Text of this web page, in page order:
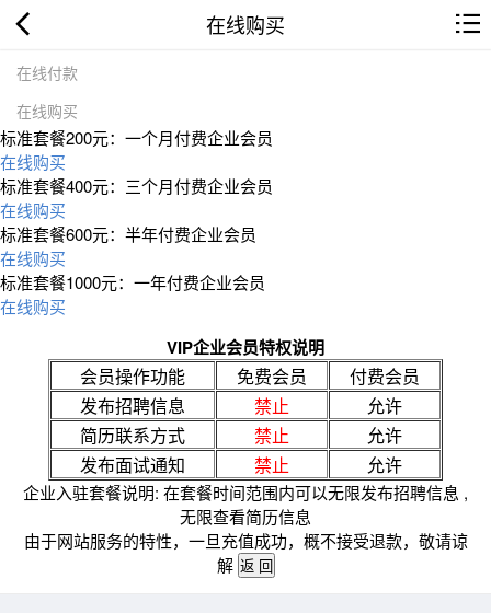
在线购买
在线付款
在线购买
标准套餐200元：一个月付费企业会员
在线购买
标准套餐400元：三个月付费企业会员
在线购买
标准套餐600元：半年付费企业会员
在线购买
标准套餐1000元：一年付费企业会员
在线购买
VIP企业会员特权说明
会员操作功能 免费会员
付费会员
发布招聘信息
禁止
允许
简历联系方式
禁止
允许
发布面试通知
禁止 允许
企业入驻套餐说明: 在套餐时间范围内可以无限发布招聘信息 ,
无限查看简历信息
由于网站服务的特性，一旦充值成功，概不接受退款，敬请谅
解